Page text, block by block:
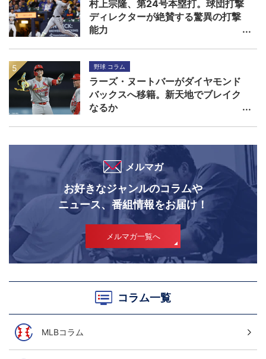
村上宗隆、第24号本塁打。球団打撃
ディレクターが絶賛する驚異の打撃
能力
野球 コラム
ラーズ・ヌートバーがダイヤモンド
バックスへ移籍。新天地でブレイク
なるか
メルマガ
お好きなジャンルのコラムや
ニュース、番組情報をお届け！
メルマガ一覧へ
コラム一覧
MLBコラム